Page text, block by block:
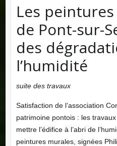
Les peintures
de Pont-sur-
des
l’humidité
suite des travaux
Satisfaction de l’association
patrimoine pontois : les
mettre l’édifice à l’abri de
peintures murales, signées